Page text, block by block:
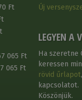
Ft
065 Ft
065 Ft
Új
LEGYEN A
Ha szeretne
keressen
rövid űrlapot
kapcsolatot.
Köszönjük.